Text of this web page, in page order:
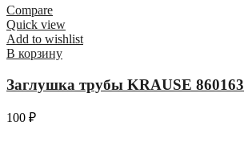
Compare
Quick view
Add to wishlist
В корзину
Заглушка трубы KRAUSE 860163
100 ₽